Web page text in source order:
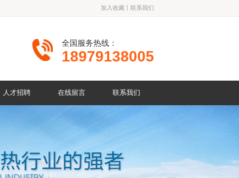
加入收藏丨 联系我们
全国服务热线：
18979138005
人才招聘 在线留言 联系我们